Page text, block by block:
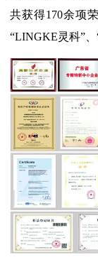
共获得170余项
“LINGKE灵科”、